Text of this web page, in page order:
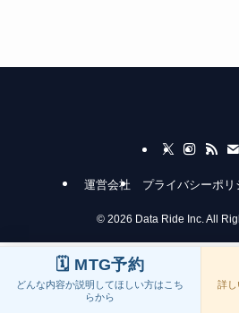
🗓️ MTG予約
どんな内容か説明してほしい方はこち
らから
詳し
運営会社 プライバシーポリ
©2026 Data Ride Inc. All